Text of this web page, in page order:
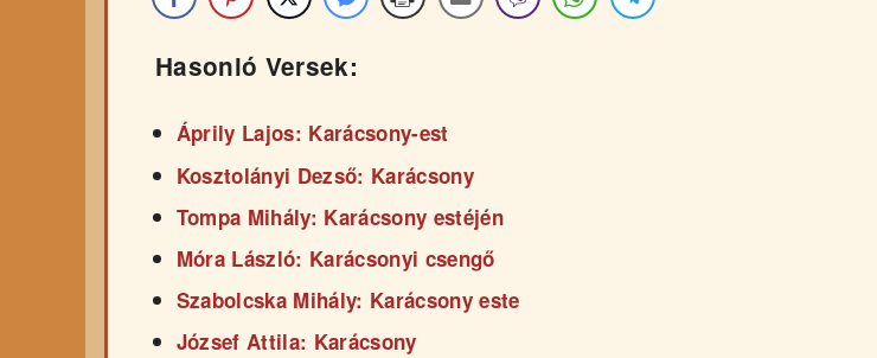
Hasonló Versek:
Áprily Lajos: Karácsony-est
Kosztolányi Dezső: Karácsony
Tompa Mihály: Karácsony estéjén
Móra László: Karácsonyi csengő
Szabolcska Mihály: Karácsony este
József Attila: Karácsony